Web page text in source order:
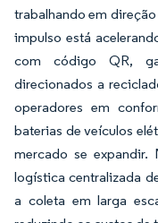
trabalhando em
impulso está
com código QR,
direcionados a
operadores em
baterias de veículos
mercado se
logística centralizada
a coleta em larga